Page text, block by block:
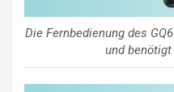
Die Fernbedienung des
und